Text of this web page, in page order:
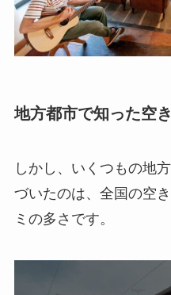
地方都市で知った空
しかし、いくつもの地
づいたのは、全国の空
ミの多さです。